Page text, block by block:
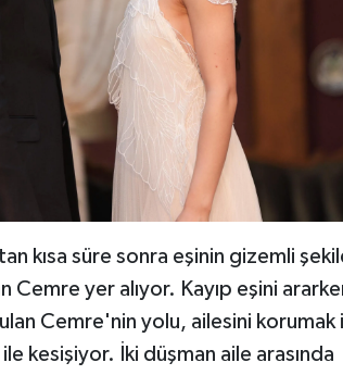
kısa süre sonra eşinin gizemli
Cemre yer alıyor. Kayıp eşini
Cemre'nin yolu, ailesini korumak
kesişiyor. İki düşman aile arasında